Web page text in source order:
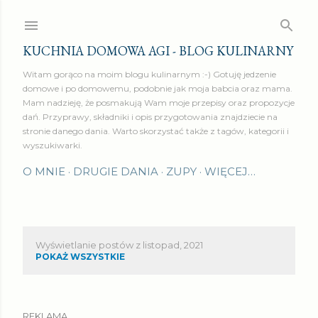
KUCHNIA DOMOWA AGI - BLOG KULINARNY
Witam gorąco na moim blogu kulinarnym :-) Gotuję jedzenie
domowe i po domowemu, podobnie jak moja babcia oraz mama.
Mam nadzieję, że posmakują Wam moje przepisy oraz propozycje
dań. Przyprawy, składniki i opis przygotowania znajdziecie na
stronie danego dania. Warto skorzystać także z tagów, kategorii i
wyszukiwarki.
O MNIE DRUGIE DANIA ZUPY WIĘCEJ…
Wyświetlanie postów z listopad, 2021
POKAŻ WSZYSTKIE